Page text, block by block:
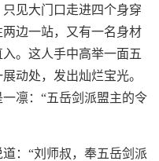
见大门口走进四个身穿
边一站，又有一名身材
。这人手中高举一面五
动处，发出灿烂宝光。
凛：“五岳剑派盟主的令
：“刘师叔，奉五岳剑派